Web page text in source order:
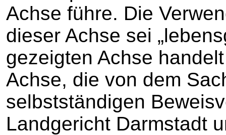
Achse führe. Die
dieser Achse sei
gezeigten Achse
Achse, die von dem
selbstständigen
Landgericht Darmstadt